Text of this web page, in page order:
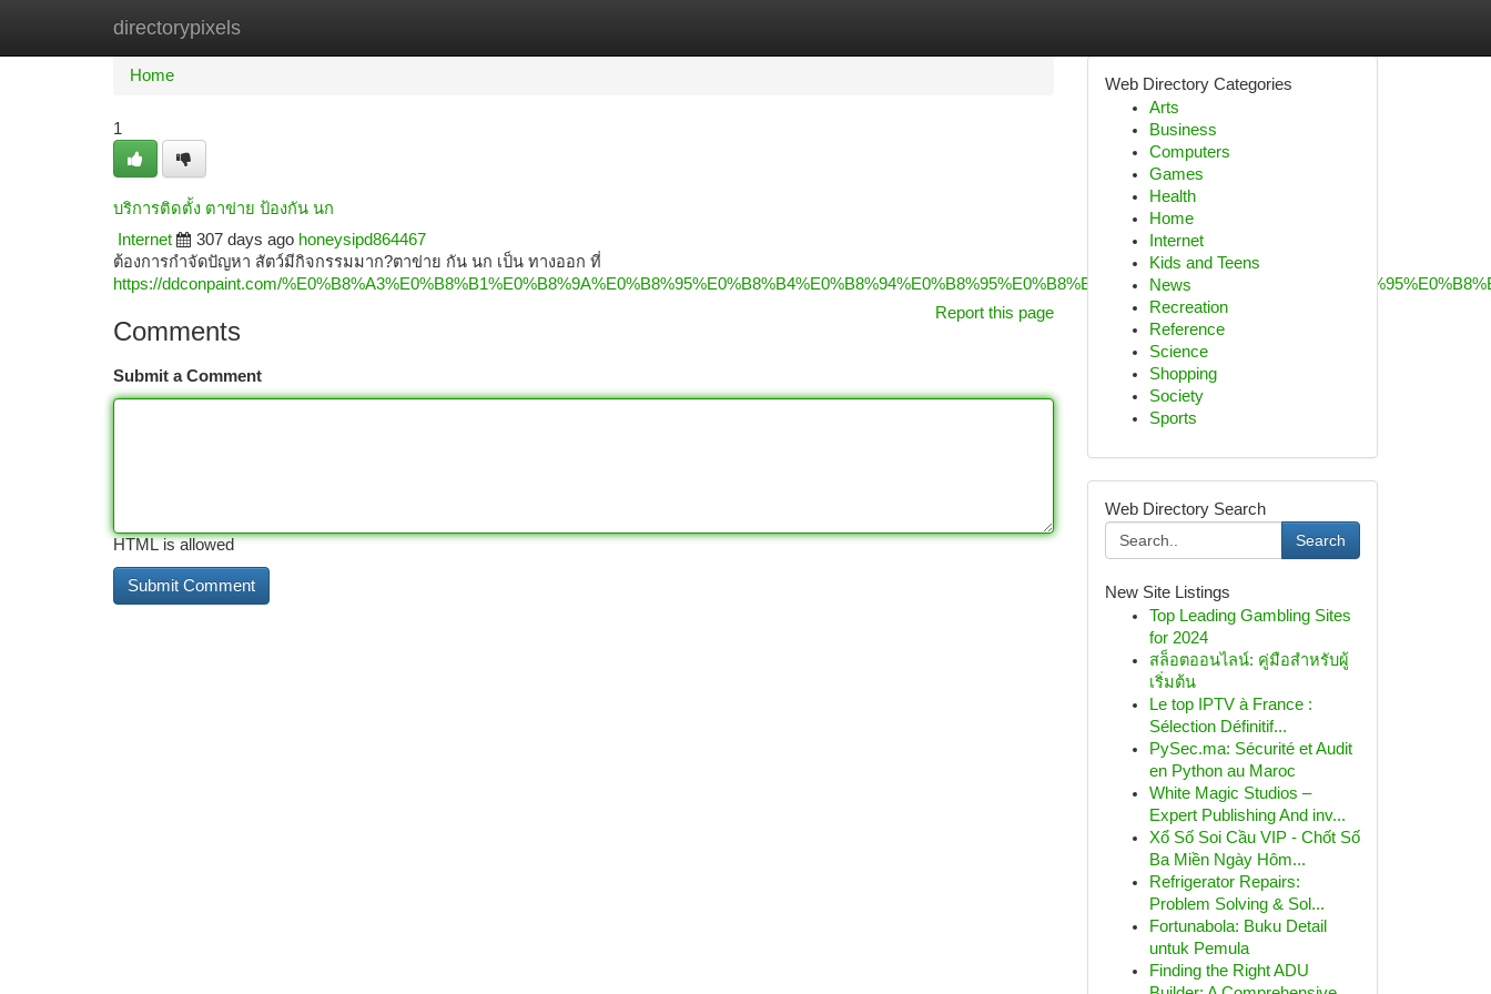
directorypixels
Home New Site Listings
Home
1
บริการติดตั้ง ตาข่าย ป้องกัน นก
Internet
307 days ago honeysipd864467
ต้องการกำจัดปัญหา สัตว์มีกิจกรรมมาก?ตาข่าย กัน นก เป็น ทางออก ที่
https://ddconpaint.com/
Report this page
Comments
Submit a Comment
HTML is allowed
Web Directory Categories
Arts
Business
Computers
Games
Health
Home
Internet
Kids and Teens
News
Recreation
Reference
Science
Shopping
Society
Sports
Web Directory Search
Search
New Site Listings
Top Leading Gambling Sites
for 2024
สล็อตออนไลน์: คู่มือสำหรับผู้
เริ่มต้น
Le top IPTV à France :
Sélection Définitif...
PySec.ma: Sécurité et Audit
en Python au Maroc
White Magic Studios –
Expert Publishing And inv...
Xổ Số Soi Cầu VIP - Chốt Số
Ba Miền Ngày Hôm...
Refrigerator Repairs:
Problem Solving & Sol...
Fortunabola: Buku Detail
untuk Pemula
Finding the Right ADU